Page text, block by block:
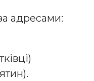
адресами: